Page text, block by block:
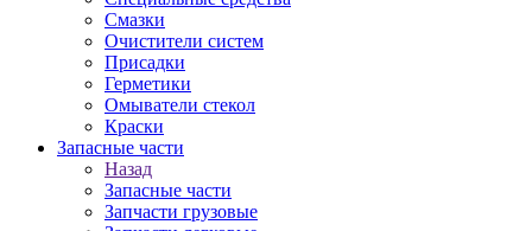
Смазки
Очистители систем
Присадки
Герметики
Омыватели стекол
Краски
Запасные части
Назад
Запасные части
Запчасти грузовые